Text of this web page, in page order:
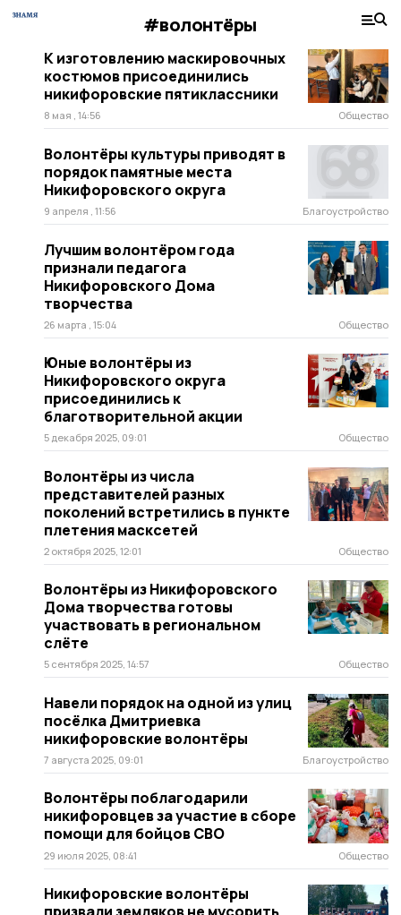
#волонтёры
К изготовлению маскировочных
костюмов присоединились
никифоровские пятиклассники
8 мая , 14:56 Общество
Волонтёры культуры приводят в
порядок памятные места
Никифоровского округа
9 апреля , 11:56 Благоустройство
Лучшим волонтёром года
признали педагога
Никифоровского Дома
творчества
26 марта , 15:04 Общество
Юные волонтёры из
Никифоровского округа
присоединились к
благотворительной акции
5 декабря 2025, 09:01 Общество
Волонтёры из числа
представителей разных
поколений встретились в пункте
плетения масксетей
2 октября 2025, 12:01 Общество
Волонтёры из Никифоровского
Дома творчества готовы
участвовать в региональном
слёте
5 сентября 2025, 14:57 Общество
Навели порядок на одной из улиц
посёлка Дмитриевка
никифоровские волонтёры
7 августа 2025, 09:01 Благоустройство
Волонтёры поблагодарили
никифоровцев за участие в сборе
помощи для бойцов СВО
29 июля 2025, 08:41 Общество
Никифоровские волонтёры